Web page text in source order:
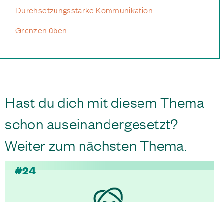
Durchsetzungsstarke Kommunikation
Grenzen üben
Hast du dich mit diesem Thema
schon auseinandergesetzt?
Weiter zum nächsten Thema.
#24